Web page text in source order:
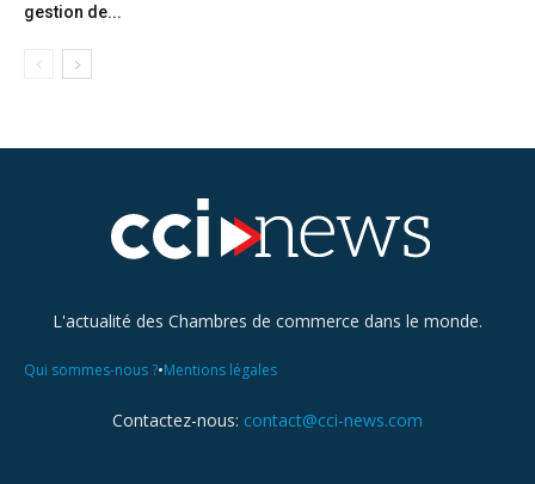
gestion de...
L'actualité des Chambres de commerce dans le monde.
Qui sommes-nous ?•Mentions légales
Contactez-nous: contact@cci-news.com